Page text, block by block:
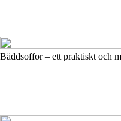
Bäddsoffor – ett praktiskt och